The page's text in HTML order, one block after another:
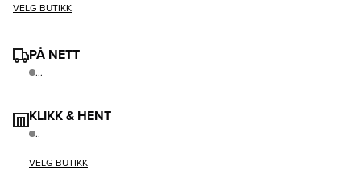
VELG BUTIKK
PÅ NETT
...
KLIKK & HENT
..
VELG BUTIKK